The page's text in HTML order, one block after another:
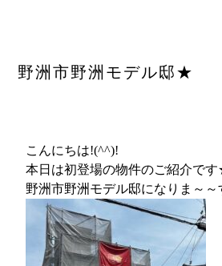
野洲市野洲モデル邸★
こんにちは!(^^)!
本日は初登場の物件のご紹介
野洲市野洲モデル邸になりま～